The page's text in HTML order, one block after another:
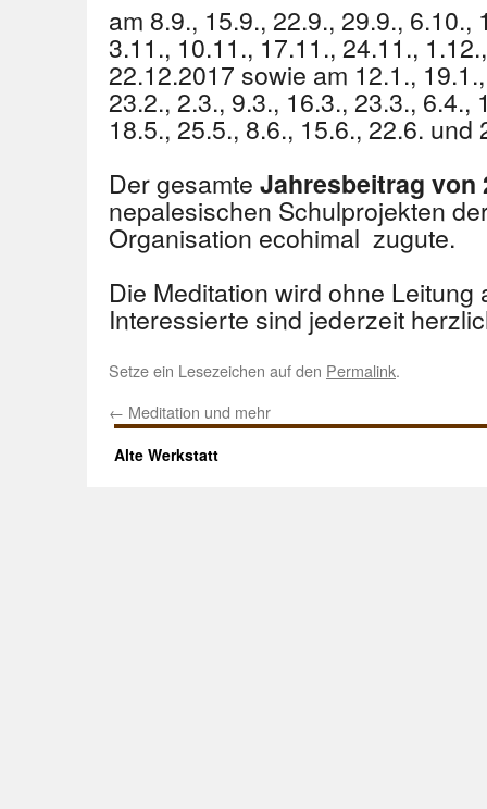
am 8.9., 15.9., 22.9., 29.9., 6.10.,
3.11., 10.11., 17.11., 24.11.,
22.12.2017 sowie am 12.1.,
23.2., 2.3., 9.3., 16.3., 23.3., 6.4.,
18.5., 25.5., 8.6., 15.6., 22.6. und
Der gesamte Jahresbeitrag von
nepalesischen Schulprojekten
Organisation ecohimal zugute.
Die Meditation wird ohne
Interessierte sind jederzeit
Setze ein Lesezeichen auf den Permalink.
← Meditation und mehr
Alte Werkstatt